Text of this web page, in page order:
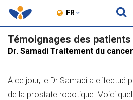
FR
Entrez
votre
ici
Témoignages des patients
Dr. Samadi Traitement du
À ce jour, le Dr Samadi a effectué
de la prostate robotique. Voici